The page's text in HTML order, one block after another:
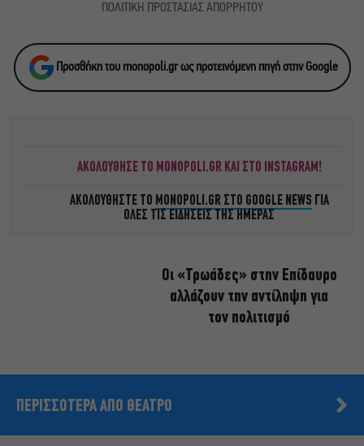
ΠΟΛΙΤΙΚΗ ΠΡΟΣΤΑΣΙΑΣ ΑΠΟΡΡΗΤΟΥ
Προσθήκη του monopoli.gr ως προτεινόμενη πηγή στην Google
ΑΚΟΛΟΥΘΗΣΕ ΤΟ MONOPOLI.GR ΚΑΙ ΣΤΟ INSTAGRAM!
ΑΚΟΛΟΥΘΗΣΤΕ ΤΟ MONOPOLI.GR ΣΤΟ GOOGLE NEWS ΓΙΑ
ΟΛΕΣ ΤΙΣ ΕΙΔΗΣΕΙΣ ΤΗΣ ΗΜΕΡΑΣ
Οι «Τρωάδες» στην Επίδαυρο
αλλάζουν την αντίληψη για
τον πολιτισμό
ΠΕΡΙΣΣΟΤΕΡΑ ΑΠΟ ΘΕΑΤΡΟ